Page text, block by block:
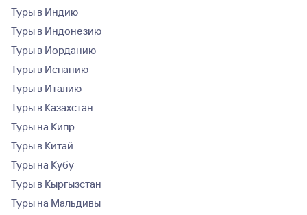
Туры в Индию
Туры в Индонезию
Туры в Иорданию
Туры в Испанию
Туры в Италию
Туры в Казахстан
Туры на Кипр
Туры в Китай
Туры на Кубу
Туры в Кыргызстан
Туры на Мальдивы